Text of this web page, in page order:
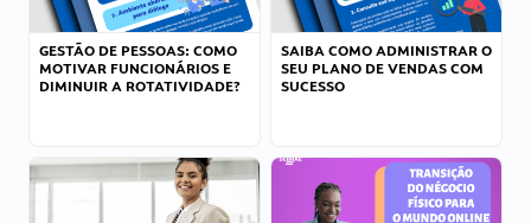
GESTÃO DE PESSOAS: COMO
MOTIVAR FUNCIONÁRIOS E
DIMINUIR A ROTATIVIDADE?
SAIBA COMO ADMINISTRAR O
SEU PLANO DE VENDAS COM
SUCESSO